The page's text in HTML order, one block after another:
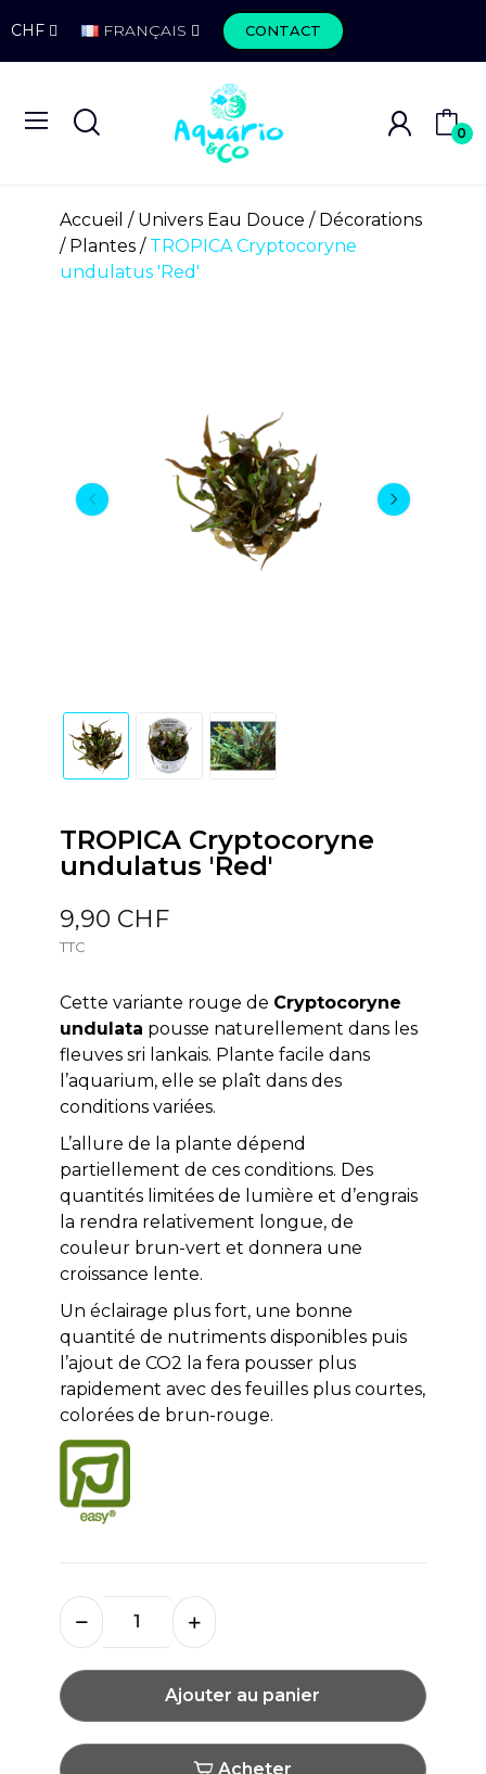
CHF FRANÇAIS CONTACT
0
Accueil Univers Eau Douce
Décorations
Plantes
TROPICA Cryptocoryne
undulatus 'Red'
TROPICA Cryptocoryne
undulatus 'Red'
9,90 CHF
TTC
Cette variante rouge de Cryptocoryne
undulata pousse naturellement dans les
fleuves sri lankais. Plante facile dans
l’aquarium, elle se plaît dans des
conditions variées.
L’allure de la plante dépend
partiellement de ces conditions. Des
quantités limitées de lumière et d’engrais
la rendra relativement longue, de
couleur brun-vert et donnera une
croissance lente.
Un éclairage plus fort, une bonne
quantité de nutriments disponibles puis
l’ajout de CO2 la fera pousser plus
rapidement avec des feuilles plus courtes,
colorées de brun-rouge.
Ajouter au panier
Acheter